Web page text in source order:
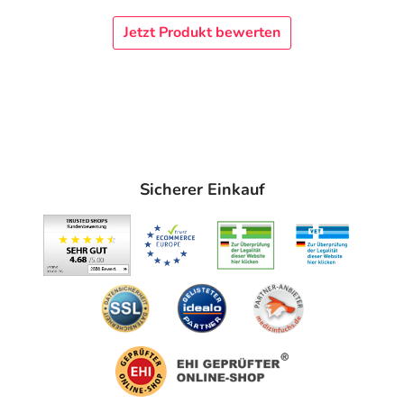
(Seneszenz) wird gehemmt, somit wirkt dieses Produkt
der zellulären Alterung entgegen (Zellreaktivierung).
Was ist im Avene Hyaluron Activ B3
zellerneuernden Aqua-Gel enthalten?
Im Produkt sind 2 Haupt-Aktivstoffe enthalten, diedie
Langlebigkeit der Zellen fördern:
1. Niacinamid:Anti-Aging-Aktivstoff; wirkt intensiv
gegen die Seneszenz (Zellalterung), indem es die
Zellen stimuliert und deren Lebensdauer verlängert
2. Hyaluronsäure:Mit zunehmendem Alter nimmt die
Konzentration an Hyaluronsäure in der Haut ab. Bindet
Jetzt Produkt bewerten
Sicherer Einkauf